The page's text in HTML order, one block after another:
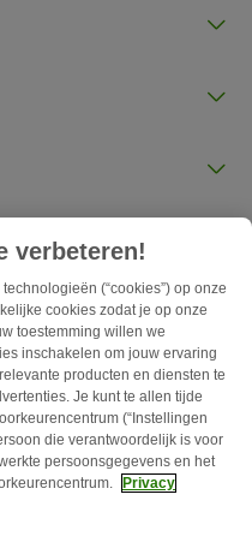
verbeteren!
(“cookies”) op onze
cookies zodat je op onze
toestemming willen we
inschakelen om jouw ervaring
producten en diensten te
Je kunt te allen tijde
(“Instellingen
die verantwoordelijk is voor
persoonsgegevens en het
Privacy